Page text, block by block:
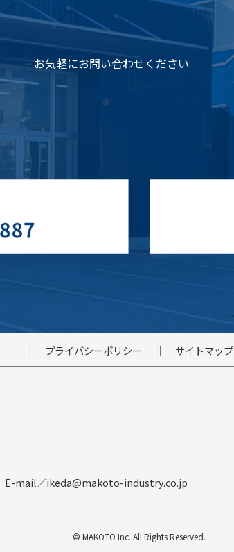
お気軽にお問い合わせください
プライバシーポリシー サイトマップ
mail／ikeda@makoto-industry.co.jp
© MAKOTO Inc. All Rights Reserved.